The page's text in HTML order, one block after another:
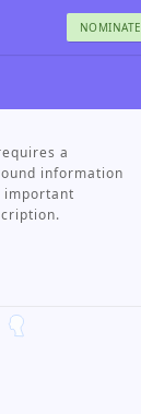
NOMINATE
a
information
important